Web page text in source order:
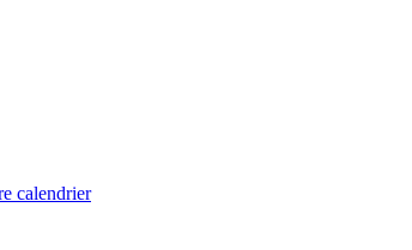
calendrier